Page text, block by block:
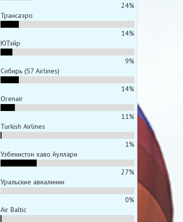
24%
Трансаэро
14%
ЮТэйр
9%
Сибирь (S7 Airlines)
14%
Orenair
11%
Turkish Airlines
1%
Узбекистон хаво йуллари
27%
Уральские авиалинии
0%
Air Baltic